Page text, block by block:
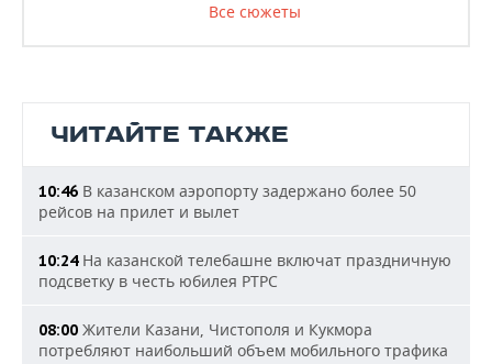
Все сюжеты
ЧИТАЙТЕ ТАКЖЕ
10:46 В казанском аэропорту задержано более 50
рейсов на прилет и вылет
10:24На казанской телебашне включат праздничную
подсветку в честь юбилея РТРС
08:00 Жители Казани, Чистополя и Кукмора
потребляют наибольший объем мобильного трафика